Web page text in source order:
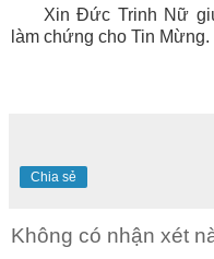
Xin Đức Trinh Nữ
làm chứng cho Tin Mừng.
Chia sẻ
Không có nhận xét